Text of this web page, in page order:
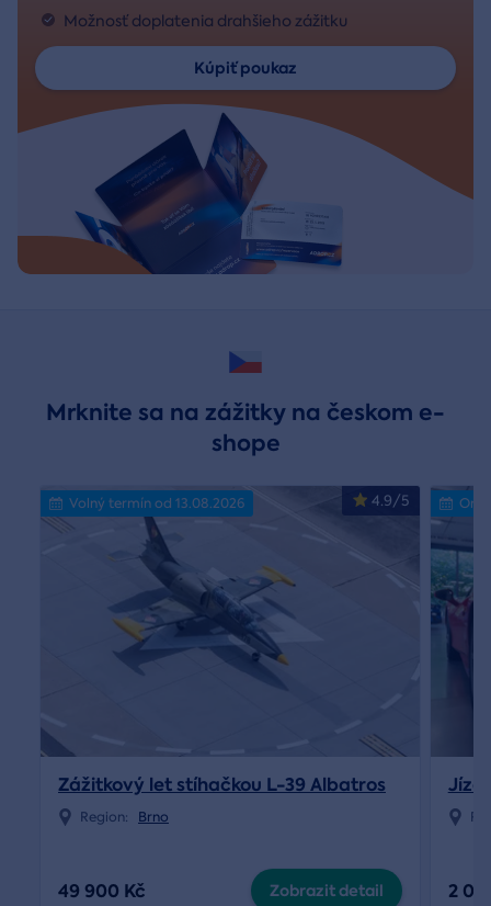
Možnosť doplatenia drahšieho zážitku
Kúpiť poukaz
Mrknite sa na zážitky na českom e-
shope
4.9/5
Volný termín od 13.08.2026
Zážitkový let stíhačkou L-39 Albatros
Region: Brno
49 900 Kč Zobrazit detail 2